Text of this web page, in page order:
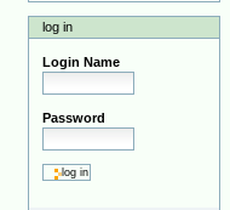
log in
Login Name
Password